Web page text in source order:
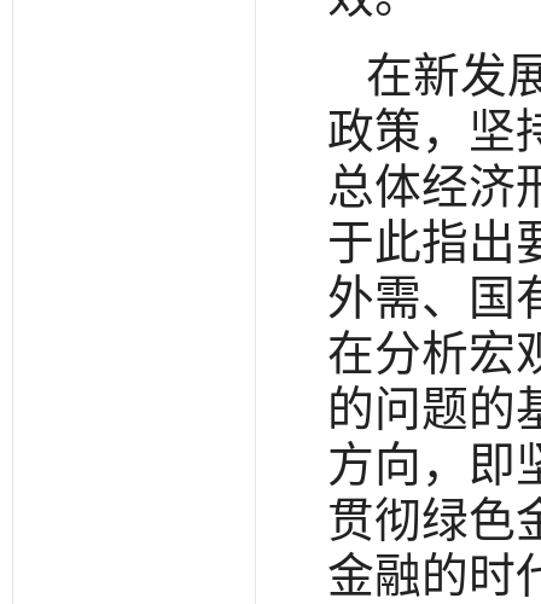
在新发
政策，坚
总体经济
于此指出
外需、国
在分析宏
的问题的
方向，即
贯彻绿色
金融的时